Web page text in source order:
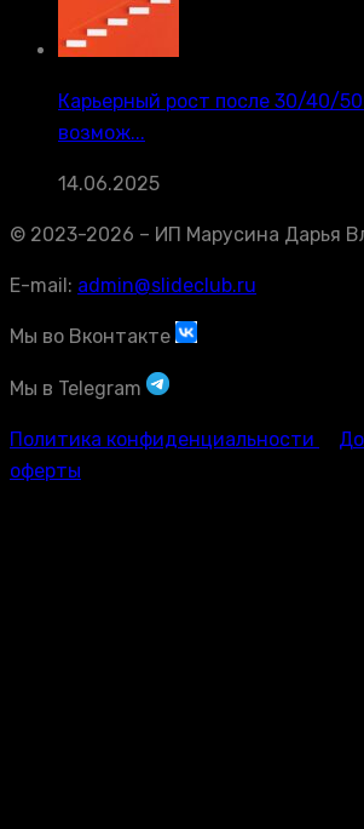
Карьерный рост после 30/40/
возмож...
14.06.2025
© 2023-2026 – ИП Марусина Дарья
E-mail: admin@slideclub.ru
Мы во Вконтакте
Мы в Telegram
Политика конфиденциальности
оферты